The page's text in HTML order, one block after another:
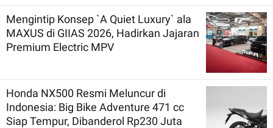
Mengintip Konsep `A Quiet Luxury` ala
MAXUS di GIIAS 2026, Hadirkan Jajaran
Premium Electric MPV
Honda NX500 Resmi Meluncur di
Indonesia: Big Bike Adventure 471 cc
Siap Tempur, Dibanderol Rp230 Juta